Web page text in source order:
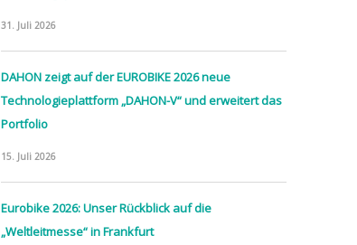
31. Juli 2026
DAHON zeigt auf der EUROBIKE 2026 neue
Technologieplattform „DAHON-V“ und erweitert das
Portfolio
15. Juli 2026
Eurobike 2026: Unser Rückblick auf die
„Weltleitmesse“ in Frankfurt